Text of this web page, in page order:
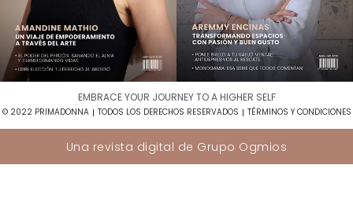
EMBRACE YOUR JOURNEY TO A HIGHER SELF​
© 2022 PRIMADONNA TODOS LOS DERECHOS RESERVADOS TÉRMINOS Y CONDICIONES
Una revista digital de Grupo Ogmios